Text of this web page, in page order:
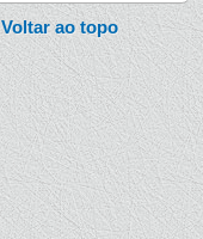
Voltar ao topo